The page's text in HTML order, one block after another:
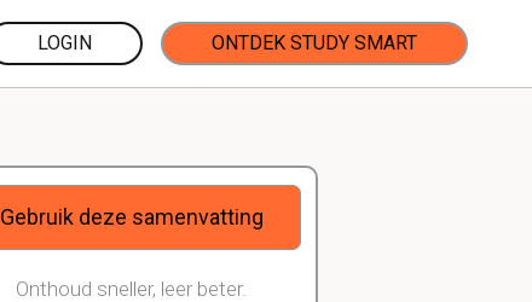
LOGIN ONTDEK STUDY SMART
Gebruik deze samenvatting
Onthoud sneller, leer beter.